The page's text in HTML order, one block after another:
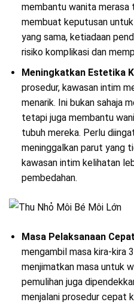
membantu wanita merasa
membuat keputusan
yang sama, ketiadaan
risiko komplikasi dan
Meningkatkan Estetika
prosedur, kawasan intim
menarik. Ini bukan sahaja
tetapi juga membantu
tubuh mereka. Perlu
meninggalkan parut yang
kawasan intim kelihatan
pembedahan.
Masa Pelaksanaan
mengambil masa kira-kira
menjimatkan masa untuk
pemulihan juga
menjalani prosedur cepat